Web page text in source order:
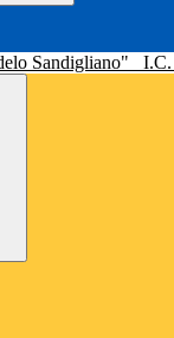
I.C.